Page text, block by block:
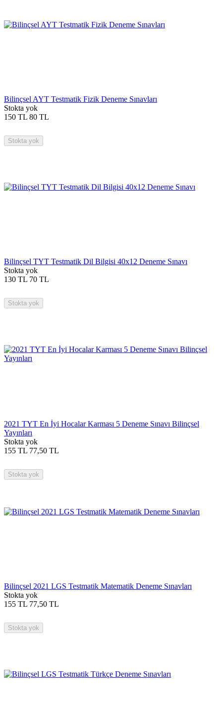
Bilinçsel AYT Testmatik Fizik Deneme Sınavları
Stokta yok
150 TL 80 TL
Stokta yok
Bilinçsel TYT Testmatik Dil Bilgisi 40x12 Deneme Sınavı
Stokta yok
130 TL 70 TL
Stokta yok
2021 TYT En İyi Hocalar Karması 5 Deneme Sınavı Bilinçsel
Yayınları
Stokta yok
155 TL 77,50 TL
Stokta yok
Bilinçsel 2021 LGS Testmatik Matematik Deneme Sınavları
Stokta yok
155 TL 77,50 TL
Stokta yok